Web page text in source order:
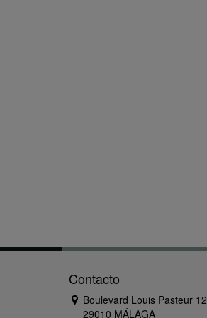
Contacto
Boulevard Louis Pasteur 12
29010 MÁLAGA